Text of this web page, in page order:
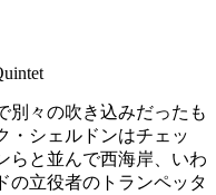
別々の吹き込みだったも
・シェルドンはチェッ
らと並んで西海岸、いわ
の立役者のトランペッタ